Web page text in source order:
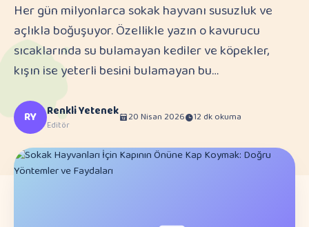
Her gün milyonlarca sokak hayvanı susuzluk ve
açlıkla boğuşuyor. Özellikle yazın o kavurucu
sıcaklarında su bulamayan kediler ve köpekler,
kışın ise yeterli besini bulamayan bu…
RY Renkli Yetenek
Editör
20 Nisan 2026 12 dk okuma